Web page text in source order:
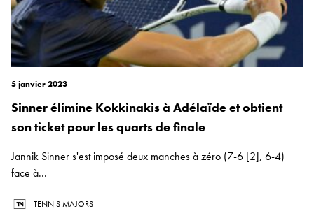
5 janvier 2023
Sinner élimine Kokkinakis à Adélaïde et obtient
son ticket pour les quarts de finale
Jannik Sinner s'est imposé deux manches à zéro (7-6 [2], 6-4)
face à...
TENNIS MAJORS